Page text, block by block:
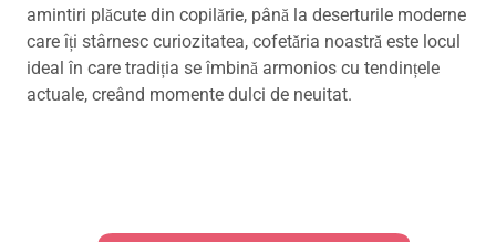
amintiri plăcute din copilărie, până la deserturile moderne
care îți stârnesc curiozitatea, cofetăria noastră este locul
ideal în care tradiția se îmbină armonios cu tendințele
actuale, creând momente dulci de neuitat.